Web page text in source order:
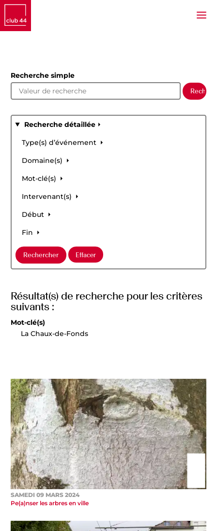
Recherche simple
Recherche détaillée
Type(s) d’événement
Domaine(s)
Mot-clé(s)
Intervenant(s)
Début
Fin
Résultat(s) de recherche pour les critères
suivants :
Mot-clé(s)
La Chaux-de-Fonds
SAMEDI 09 MARS 2024
Pe(a)nser les arbres en ville